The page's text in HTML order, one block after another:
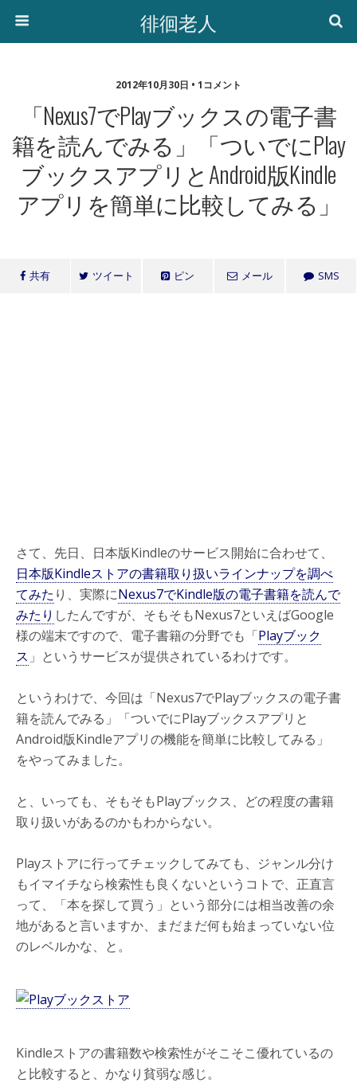
徘徊老人
2012年10月30日 • 1コメント
「Nexus7でPlayブックスの電子書
籍を読んでみる」「ついでにPlay
ブックスアプリとAndroid版Kindle
アプリを簡単に比較してみる」
共有 ツイート ピン メール SMS
さて、先日、日本版Kindleのサービス開始に合わせて、
日本版Kindleストアの書籍取り扱いラインナップを調べ
てみた り、実際にNexus7でKindle版の電子書籍を読んで
みたり したんですが、そもそもNexus7といえばGoogle
様の端末ですので、電子書籍の分野でも「Playブック
ス 」というサービスが提供されているわけです。
というわけで、今回は「Nexus7でPlayブックスの電子書
籍を読んでみる」「ついでにPlayブックスアプリと
Android版Kindleアプリの機能を簡単に比較してみる」
をやってみました。
と、いっても、そもそもPlayブックス、どの程度の書籍
取り扱いがあるのかもわからない。
Playストアに行ってチェックしてみても、ジャンル分け
もイマイチなら検索性も良くないというコトで、正直言
って、「本を探して買う」という部分には相当改善の余
地があると言いますか、まだまだ何も始まっていない位
のレベルかな、と。
Kindleストアの書籍数や検索性がそこそこ優れているの
と比較すると、かなり貧弱な感じ。